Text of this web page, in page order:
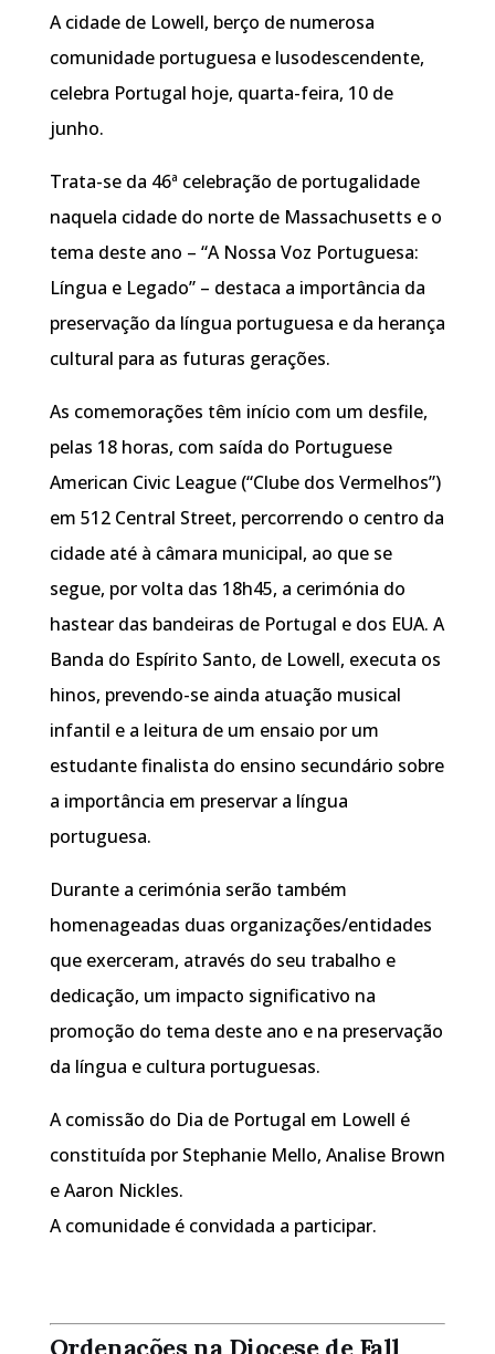
A cidade de Lowell, berço de numerosa
comunidade portuguesa e lusodescendente,
celebra Portugal hoje, quarta-feira, 10 de
junho.
Trata-se da 46ª celebração de portugalidade
naquela cidade do norte de Massachusetts e o
tema deste ano – “A Nossa Voz Portuguesa:
Língua e Legado” – destaca a importância da
preservação da língua portuguesa e da herança
cultural para as futuras gerações.
As comemorações têm início com um desfile,
pelas 18 horas, com saída do Portuguese
American Civic League (“Clube dos Vermelhos”)
em 512 Central Street, percorrendo o centro da
cidade até à câmara municipal, ao que se
segue, por volta das 18h45, a cerimónia do
hastear das bandeiras de Portugal e dos EUA. A
Banda do Espírito Santo, de Lowell, executa os
hinos, prevendo-se ainda atuação musical
infantil e a leitura de um ensaio por um
estudante finalista do ensino secundário sobre
a importância em preservar a língua
portuguesa.
Durante a cerimónia serão também
homenageadas duas organizações/entidades
que exerceram, através do seu trabalho e
dedicação, um impacto significativo na
promoção do tema deste ano e na preservação
da língua e cultura portuguesas.
A comissão do Dia de Portugal em Lowell é
constituída por Stephanie Mello, Analise Brown
e Aaron Nickles.
A comunidade é convidada a participar.
Ordenações na Diocese de Fall